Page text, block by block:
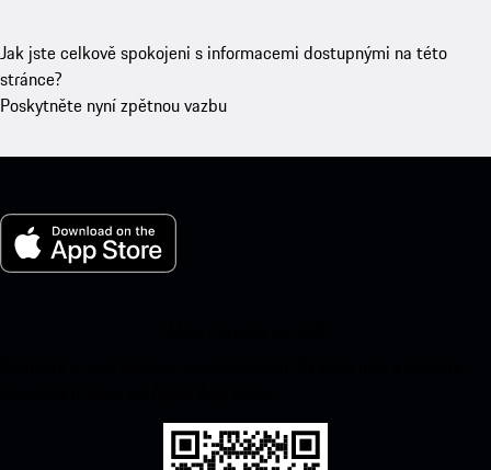
Jak jste celkově spokojeni s informacemi dostupnými na této
stránce?
Poskytněte nyní zpětnou vazbu